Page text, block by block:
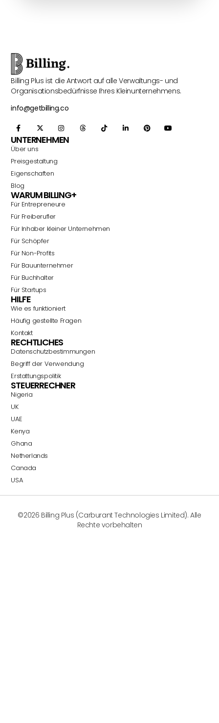
Billing Plus ist die Antwort auf alle Verwaltungs- und
Organisationsbedürfnisse Ihres Kleinunternehmens.
info@getbilling.co
UNTERNEHMEN
Über uns
Preisgestaltung
Eigenschaften
Blog
WARUM BILLING+
Für Entrepreneure
Für Freiberufler
Für Inhaber kleiner Unternehmen
Für Schöpfer
Für Non-Profits
Für Bauunternehmer
Für Buchhalter
Für Startups
HILFE
Wie es funktioniert
Häufig gestellte Fragen
Kontakt
RECHTLICHES
Datenschutzbestimmungen
Begriff der Verwendung
Erstattungspolitik
STEUERRECHNER
Nigeria
UK
UAE
Kenya
Ghana
Netherlands
Canada
USA
©2026 Billing Plus (Carburant Technologies Limited). Alle
Rechte vorbehalten